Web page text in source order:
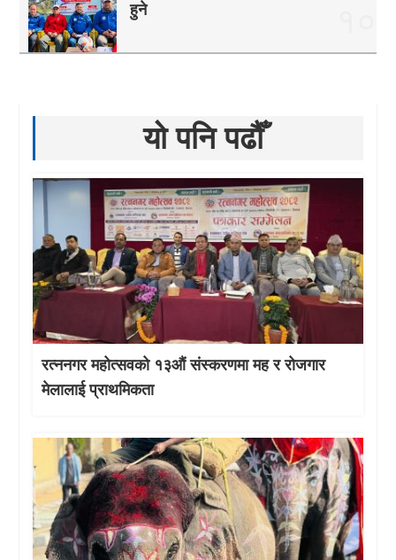
हुने
यो पनि पढौँ
रत्ननगर महोत्सवको १३औं संस्करणमा मह र रोजगार
मेलालाई प्राथमिकता